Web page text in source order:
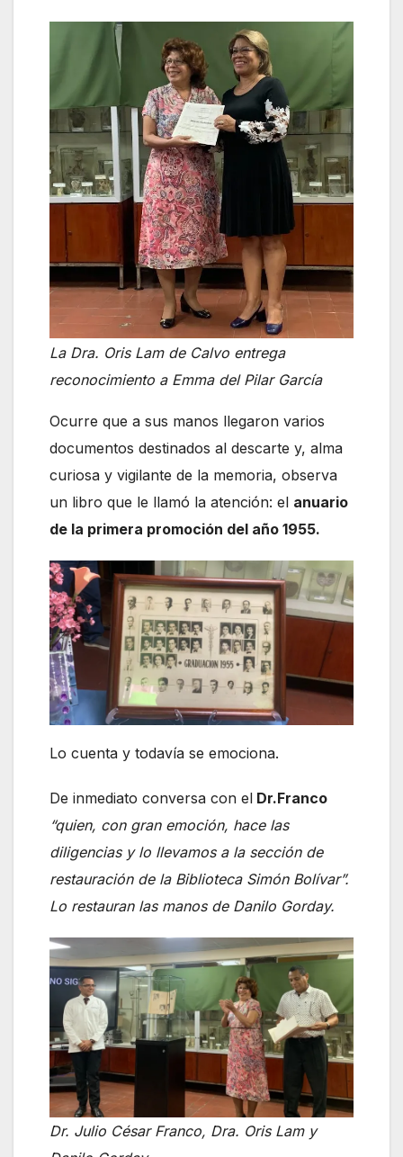
La Dra. Oris Lam de Calvo entrega
reconocimiento a Emma del Pilar García
Ocurre que a sus manos llegaron varios
documentos destinados al descarte y, alma
curiosa y vigilante de la memoria, observa
un libro que le llamó la atención: el anuario
de la primera promoción del año 1955.
Lo cuenta y todavía se emociona.
De inmediato conversa con el Dr.Franco
“quien, con gran emoción, hace las
diligencias y lo llevamos a la sección de
restauración de la Biblioteca Simón Bolívar”.
Lo restauran las manos de Danilo Gorday.
Dr. Julio César Franco, Dra. Oris Lam y